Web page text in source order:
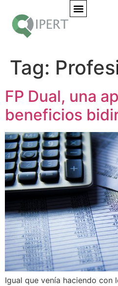
Tag:
FP Dual, una
beneficios
Igual que venía haciendo con